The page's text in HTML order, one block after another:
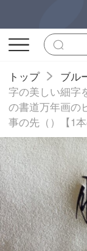
トップ
ブル
字の美しい細字
の書道万年画の
事の先（）【1